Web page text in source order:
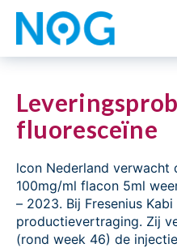
fluoresceïne
lcon Nederland verwacht
100mg/ml flacon 5ml
– 2023. Bij Fresenius
productievertraging. Zij
(rond week 46) de